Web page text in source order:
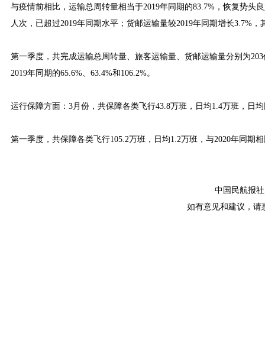
与疫情前相比，运输总周转量相当于2019年同期的83.7%，恢复势头
人次，已超过2019年同期水平；货邮运输量较2019年同期增长3.7%
第一季度，共完成运输总周转量、旅客运输量、货邮运输量分别为
2019年同期的65.6%、63.4%和106.2%。
运行保障方面：3月份，共保障各类飞行43.8万班，日均1.4万班，日
第一季度，共保障各类飞行105.2万班，日均1.2万班，与2020年同期
中国民航报
如有意见和建议，请